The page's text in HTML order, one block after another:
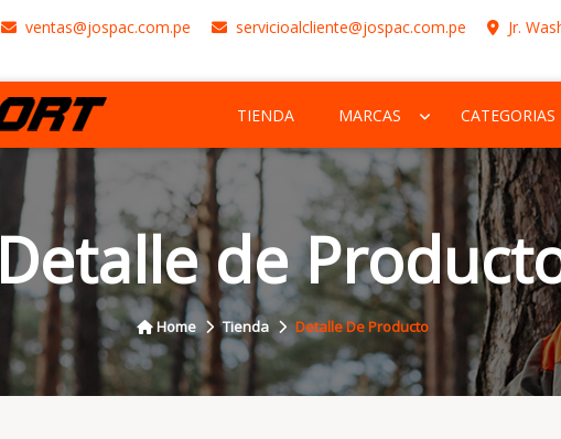
ventas@jospac.com.pe servicioalcliente@jospac.com.pe
Jr.
TIENDA MARCAS CATEGORIAS
Detalle de
Home Tienda Detalle De Producto